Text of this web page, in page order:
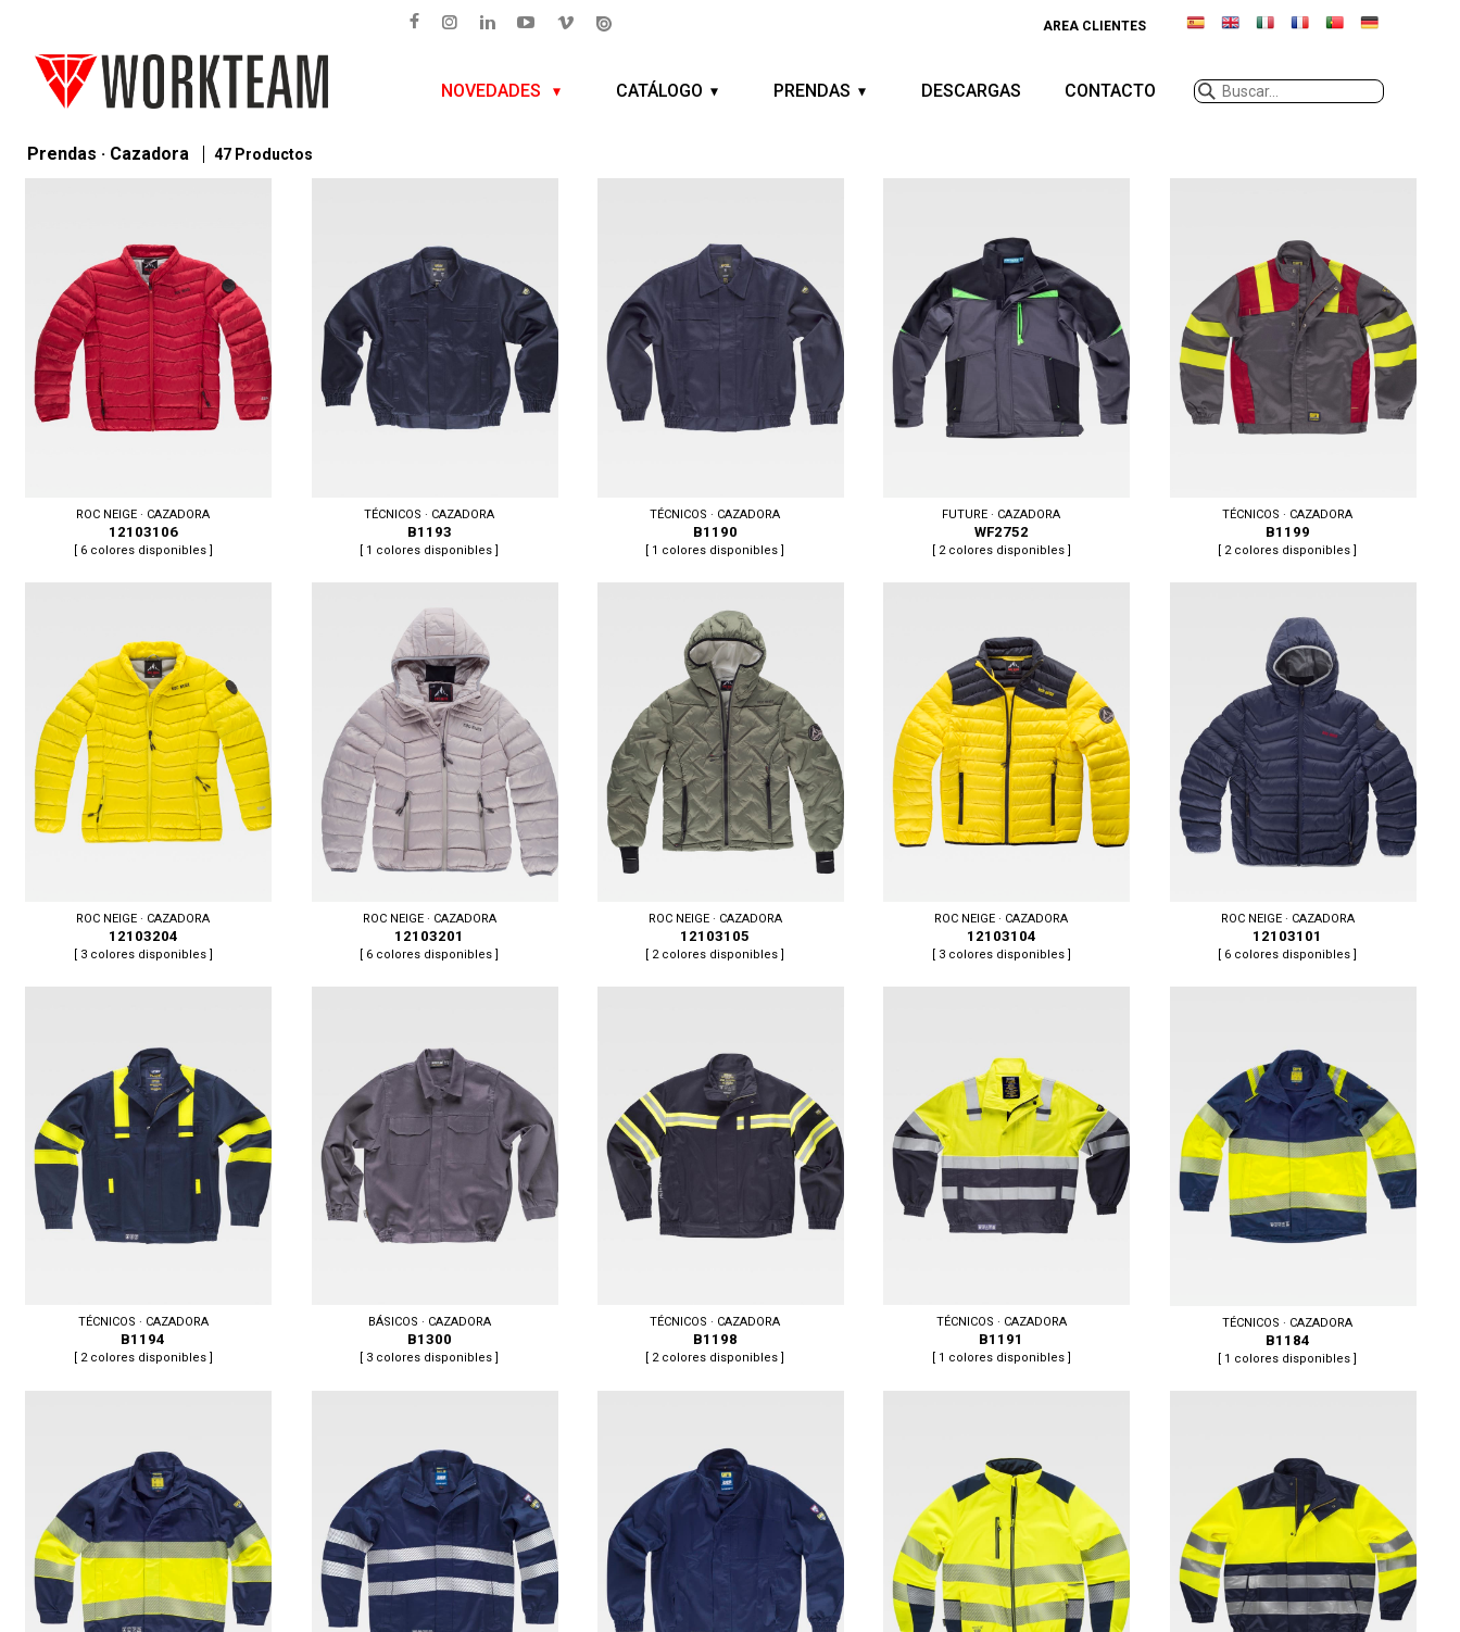
AREA CLIENTES
NOVEDADES CATÁLOGO PRENDAS DESCARGAS CONTACTO
Prendas · Cazadora 47 Productos
Tallas: S, M, L, XL, XXL
ROC NEIGE · CAZADORA
12103106
[ 6 colores disponibles ]
Tallas: M, L, XL, XXL
TÉCNICOS · CAZADORA
B1193
[ 1 colores disponibles ]
Tallas: 50/52, 54/56, 58/60, 62/64
TÉCNICOS · CAZADORA
B1190
[ 1 colores disponibles ]
Tallas: S, M, L, XL, XXL, 3XL
FUTURE · CAZADORA
WF2752
[ 2 colores disponibles ]
Tallas: S, M, L, XL, XXL
TÉCNICOS · CAZADORA
B1199
[ 2 colores disponibles ]
Tallas: XS, S, M, L
ROC NEIGE · CAZADORA
12103204
[ 3 colores disponibles ]
Tallas: XS, S, M, L
ROC NEIGE · CAZADORA
12103201
[ 6 colores disponibles ]
Tallas: XL, XXL
ROC NEIGE · CAZADORA
12103105
[ 2 colores disponibles ]
Tallas: S, M, L, XL, XXL
ROC NEIGE · CAZADORA
12103104
[ 3 colores disponibles ]
Tallas: S, M, L, XL, XXL
ROC NEIGE · CAZADORA
12103101
[ 6 colores disponibles ]
Tallas: S, M, L, XL, XXL, 3XL
TÉCNICOS · CAZADORA
B1194
[ 2 colores disponibles ]
Tallas: 50, 52, 54, 56, 58, 60, 62, 64
BÁSICOS · CAZADORA
B1300
[ 3 colores disponibles ]
Tallas: S, M, L, XL, XXL
TÉCNICOS · CAZADORA
B1198
[ 2 colores disponibles ]
Tallas: S, M, L, XL, XXL
TÉCNICOS · CAZADORA
B1191
[ 1 colores disponibles ]
Tallas: S, M, L, XL, XXL, 3XL
TÉCNICOS · CAZADORA
B1184
[ 1 colores disponibles ]